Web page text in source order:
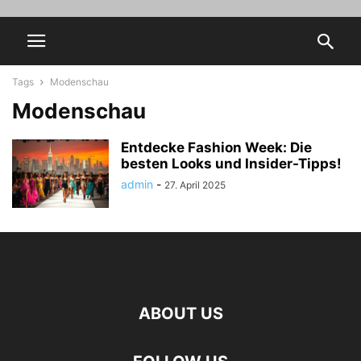
Tags Modenschau
Modenschau
Entdecke Fashion Week: Die
besten Looks und Insider-Tipps!
admin - 27. April 2025
ABOUT US